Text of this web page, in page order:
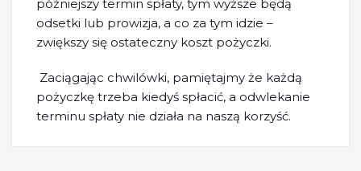
późniejszy termin spłaty, tym wyższe będą
odsetki lub prowizja, a co za tym idzie –
zwiększy się ostateczny koszt pożyczki.
Zaciągając chwilówki, pamiętajmy że każdą
pożyczkę trzeba kiedyś spłacić, a odwlekanie
terminu spłaty nie działa na naszą korzyść.